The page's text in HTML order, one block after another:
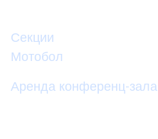
Секции
Мотобол
Аренда конференц-зала